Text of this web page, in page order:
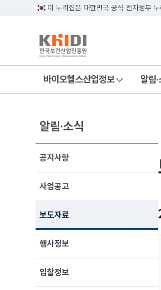
이 누리집은 대한민국 공식 전자정부
바이오헬스산업정보 알림
알림·소식
공지사항
사업공고
보도자료
행사정보
입찰정보